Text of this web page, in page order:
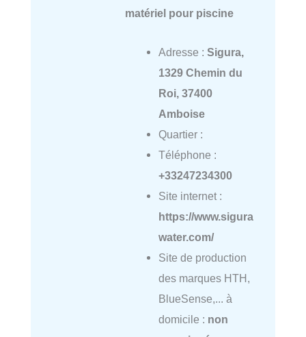
matériel pour piscine
Adresse : Sigura,
1329 Chemin du
Roi, 37400
Amboise
Quartier :
Téléphone :
+33247234300
Site internet :
https://www.sigura
water.com/
Site de production
des marques HTH,
BlueSense,... à
domicile : non